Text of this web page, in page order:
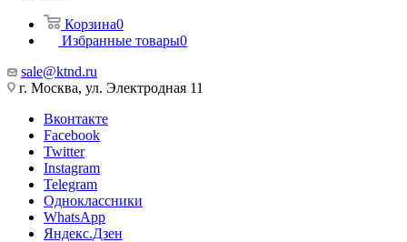
Корзина0
Избранные товары0
sale@ktnd.ru
г. Москва, ул. Электродная 11
Вконтакте
Facebook
Twitter
Instagram
Telegram
Одноклассники
WhatsApp
Яндекс.Дзен